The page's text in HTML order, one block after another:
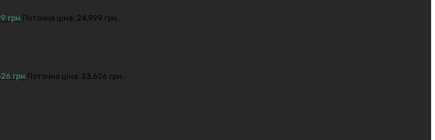
грн. Поточна ціна: 24,999 грн..
грн. Поточна ціна: 23,626 грн..